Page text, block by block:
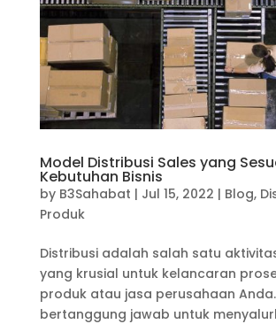
Model Distribusi Sales yang
Kebutuhan Bisnis
by B3Sahabat | Jul 15, 2022 | Blog,
Produk
Distribusi adalah salah satu
yang krusial untuk kelancaran
produk atau jasa perusahaan
bertanggung jawab untuk